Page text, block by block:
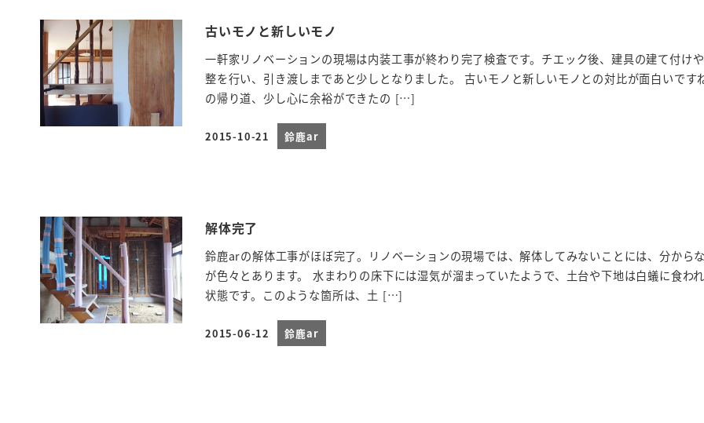
古いモノと新しいモノ
一軒家リノベーションの現場は内装工事が終わり完了検査です。チエック後、建具の建て付け
整を行い、引き渡しまであと少しとなりました。 古いモノと新しいモノとの対比が面白いです
の帰り道、少し心に余裕ができたの […]
投稿日
2015-10-21 鈴鹿ar
解体完了
鈴鹿arの解体工事がほぼ完了。リノベーションの現場では、解体してみないことには、分から
が色々とあります。 水まわりの床下には湿気が溜まっていたようで、土台や下地は白蟻に食わ
状態です。このような箇所は、土 […]
投稿日
2015-06-12 鈴鹿ar